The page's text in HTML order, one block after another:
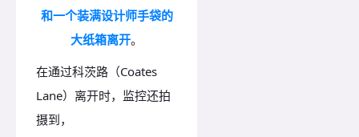
和一个装满设计师手袋的
大纸箱离开。
在通过科茨路（Coates
Lane）离开时，监控还拍
摄到，